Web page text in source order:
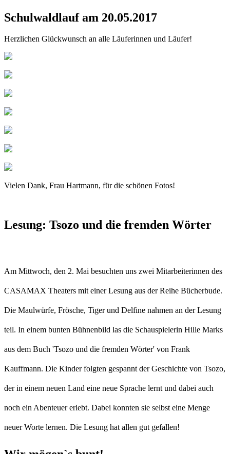
Schulwaldlauf am 20.05.2017
Herzlichen Glückwunsch an alle Läuferinnen und Läufer!
Vielen Dank, Frau Hartmann, für die schönen Fotos!
Lesung: Tsozo und die fremden Wörter
Am Mittwoch, den 2. Mai besuchten uns zwei Mitarbeiterinnen des
CASAMAX Theaters mit einer Lesung aus der Reihe Bücherbude.
Die Maulwürfe, Frösche, Tiger und Delfine nahmen an der Lesung
teil. In einem bunten Bühnenbild las die Schauspielerin Hille Marks
aus dem Buch 'Tsozo und die fremden Wörter' von Frank
Kauffmann. Die Kinder folgten gespannt der Geschichte von Tsozo,
der in einem neuen Land eine neue Sprache lernt und dabei auch
noch ein Abenteuer erlebt. Dabei konnten sie selbst eine Menge
neuer Worte lernen. Die Lesung hat allen gut gefallen!